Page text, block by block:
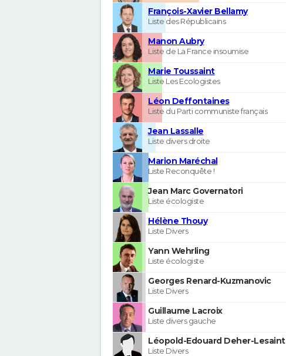
François-Xavier Bellamy
Liste des Républicains
Manon Aubry
Liste de La France insoumise
Marie Toussaint
Liste Les Ecologistes
Léon Deffontaines
Liste du Parti communiste français
Jean Lassalle
Liste divers droite
Marion Maréchal
Liste Reconquête !
Jean Marc Governatori
Liste écologiste
Hélène Thouy
Liste Divers
Yann Wehrling
Liste écologiste
Georges Renard-Kuzmanovic
Liste Divers
Guillaume Lacroix
Liste divers gauche
Léopold-Edouard Deher-Lesaint
Liste Divers